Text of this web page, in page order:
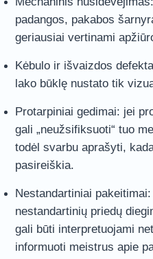
padangos, pakabos
geriausiai vertinami
Kėbulo ir išvaizdos
lako būklę nustato tik
Protarpiniai gedimai: jei
gali „neužsifiksuoti“ tuo
todėl svarbu aprašyti,
pasireiškia.
Nestandartiniai
nestandartinių priedų
gali būti interpretuojami
informuoti meistrus apie